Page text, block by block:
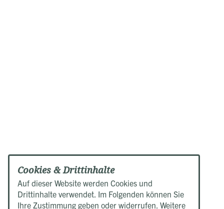
Cookies & Drittinhalte
Auf dieser Website werden Cookies und
Drittinhalte verwendet. Im Folgenden können Sie
Ihre Zustimmung geben oder widerrufen. Weitere